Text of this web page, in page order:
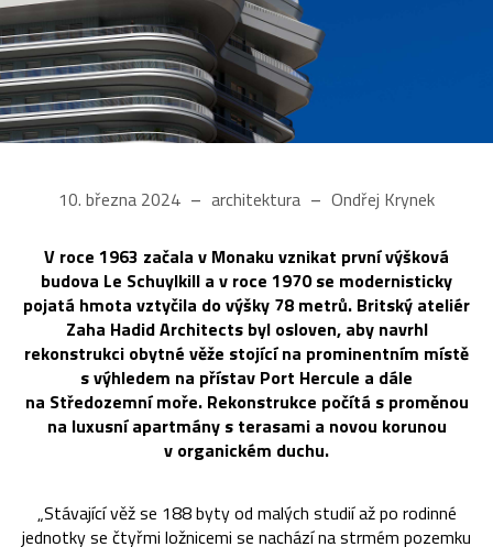
10. března 2024 architektura Ondřej Krynek
V roce 1963 začala v Monaku vznikat první výšková
budova Le Schuylkill a v roce 1970 se modernisticky
pojatá hmota vztyčila do výšky 78 metrů. Britský ateliér
Zaha Hadid Architects byl osloven, aby navrhl
rekonstrukci obytné věže stojící na prominentním místě
s výhledem na přístav Port Hercule a dále
na Středozemní moře. Rekonstrukce počítá s proměnou
na luxusní apartmány s terasami a novou korunou
v organickém duchu.
„Stávající věž se 188 byty od malých studií až po rodinné
jednotky se čtyřmi ložnicemi se nachází na strmém pozemku